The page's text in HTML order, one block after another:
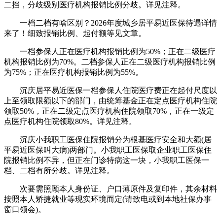
二挡，分歧级别医疗机构报销比例分歧。详见注释。
一档二档有啥区别？2026年度城乡居平易近医保待遇详情
来了！细致报销比例、起付额等见文章。
一档参保人正在医疗机构报销比例为50%；正在二级医疗
机构报销比例为70%。二档参保人正在二级医疗机构报销比例
为75%；正在医疗机构报销比例为55%。
沉庆居平易近医保一档参保人住院医疗费正在起付尺度以
上至领取限额以下的部门，由统筹基金正在定点医疗机构住院
领取50%，正在二级定点医疗机构住院领取70%，正在一级定
点医疗机构住院领取80%。详见注释。
沉庆小我职工医保住院报销分为根基医疗安全和大额(居
平易近医保叫大病)两部门。小我职工医保取企业职工医保住
院报销比例不异，但正在门诊特病这一块，小我职工医保一
档、二档有所分歧。详见注释。
次要需照顾本人身份证、户口薄原件及复印件，其余材料
按照本人矫捷就业等现实环境而定(请致电或到本地社保办事
窗口领会)。